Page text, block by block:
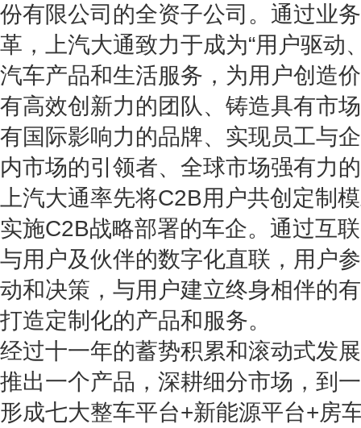
份有限公司的全资子公司。通过业
革，上汽大通致力于成为“用户驱动
汽车产品和生活服务，为用户创造
有高效创新力的团队、铸造具有市
有国际影响力的品牌、实现员工与
内市场的引领者、全球市场强有力
上汽大通率先将C2B用户共创定制
实施C2B战略部署的车企。通过互
与用户及伙伴的数字化直联，用户
动和决策，与用户建立终身相伴的
打造定制化的产品和服务。
经过十一年的蓄势积累和滚动式发
推出一个产品，深耕细分市场，到
形成七大整车平台+新能源平台+房